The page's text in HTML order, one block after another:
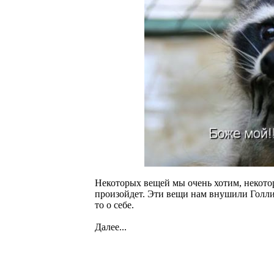
Некоторых вещей мы очень хотим,
произойдет. Эти вещи нам внушили
то о себе.
Далее...